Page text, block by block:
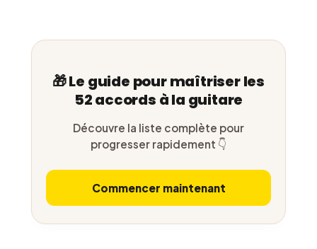
🎁 Le guide pour maîtriser les
52 accords à la guitare
Découvre la liste complète pour
progresser rapidement 👇
Commencer maintenant